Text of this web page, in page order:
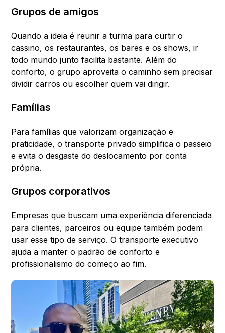
Grupos de amigos
Quando a ideia é reunir a turma para curtir o
cassino, os restaurantes, os bares e os shows, ir
todo mundo junto facilita bastante. Além do
conforto, o grupo aproveita o caminho sem precisar
dividir carros ou escolher quem vai dirigir.
Famílias
Para famílias que valorizam organização e
praticidade, o transporte privado simplifica o passeio
e evita o desgaste do deslocamento por conta
própria.
Grupos corporativos
Empresas que buscam uma experiência diferenciada
para clientes, parceiros ou equipe também podem
usar esse tipo de serviço. O transporte executivo
ajuda a manter o padrão de conforto e
profissionalismo do começo ao fim.